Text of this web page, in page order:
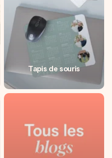
Tapis de souris